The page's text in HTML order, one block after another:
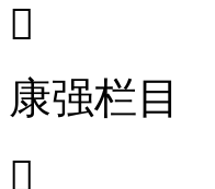

康强栏目
